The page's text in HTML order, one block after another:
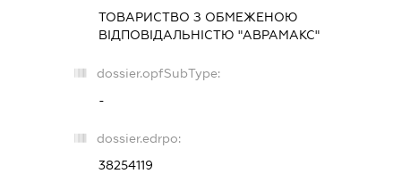
ТОВАРИСТВО З ОБМЕЖЕНОЮ
ВІДПОВІДАЛЬНІСТЮ "АВРАМАКС"
dossier.opfSubType:
-
dossier.edrpo:
38254119